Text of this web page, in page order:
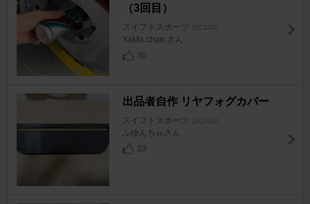
（3回目）
スイフトスポーツ [ZC33S]
YaMa.chan.さん
30
出品者自作 リヤフォグカバー
スイフトスポーツ [ZC33S]
ふゆんちゅさん
23